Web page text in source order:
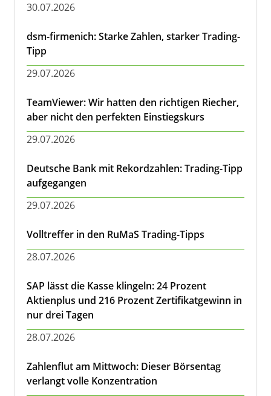
30.07.2026
dsm-firmenich: Starke Zahlen, starker Trading-
Tipp
29.07.2026
TeamViewer: Wir hatten den richtigen Riecher,
aber nicht den perfekten Einstiegskurs
29.07.2026
Deutsche Bank mit Rekordzahlen: Trading-Tipp
aufgegangen
29.07.2026
Volltreffer in den RuMaS Trading-Tipps
28.07.2026
SAP lässt die Kasse klingeln: 24 Prozent
Aktienplus und 216 Prozent Zertifikatgewinn in
nur drei Tagen
28.07.2026
Zahlenflut am Mittwoch: Dieser Börsentag
verlangt volle Konzentration